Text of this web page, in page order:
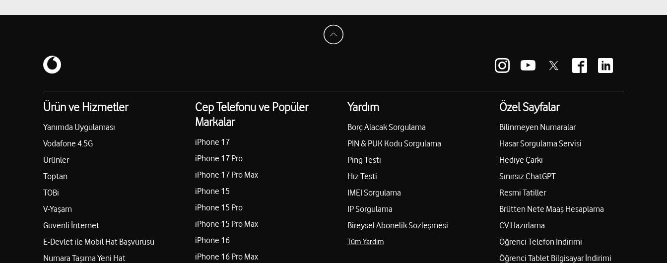
Ürün ve Hizmetler
Yanımda Uygulaması
Vodafone 4.5G
Ürünler
Toptan
TOBi
V-Yaşam
Güvenli İnternet
E-Devlet ile Mobil Hat Başvurusu
Numara Taşıma Yeni Hat
Cep Telefonu ve Popüler
Markalar
iPhone 17
iPhone 17 Pro
iPhone 17 Pro Max
iPhone 15
iPhone 15 Pro
iPhone 15 Pro Max
iPhone 16
iPhone 16 Pro Max
Yardım
Borç Alacak Sorgulama
PIN & PUK Kodu Sorgulama
Ping Testi
Hız Testi
IMEI Sorgulama
IP Sorgulama
Bireysel Abonelik Sözleşmesi
Tüm Yardım
Özel Sayfalar
Bilinmeyen Numaralar
Hasar Sorgulama Servisi
Hediye Çarkı
Sınırsız ChatGPT
Resmi Tatiller
Brütten Nete Maaş Hesaplama
CV Hazırlama
Öğrenci Telefon İndirimi
Öğrenci Tablet Bilgisayar İndirimi